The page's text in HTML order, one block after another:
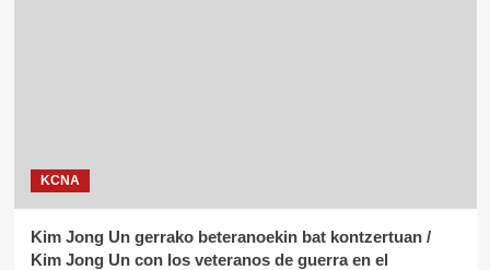
KCNA
Kim Jong Un gerrako beteranoekin bat kontzertuan /
Kim Jong Un con los veteranos de guerra en el